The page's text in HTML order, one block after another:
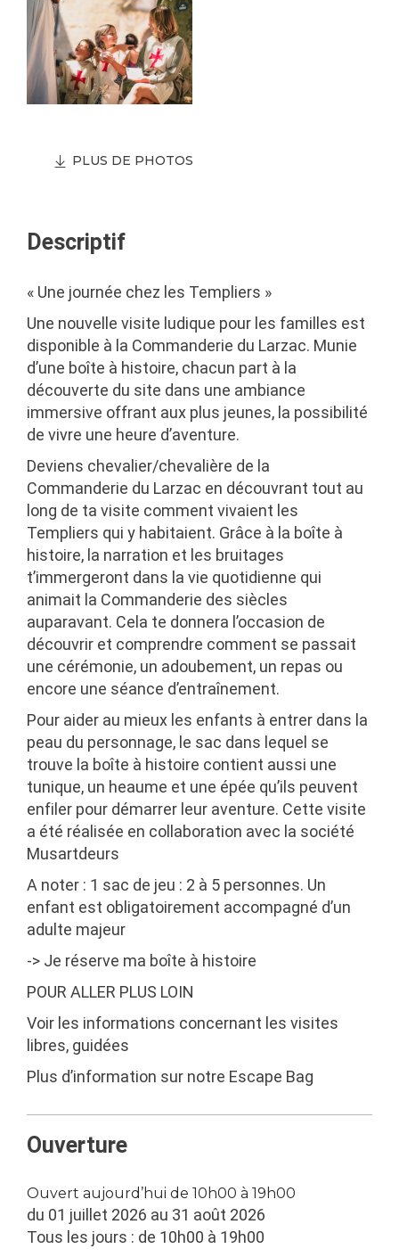
PLUS DE PHOTOS
Descriptif
« Une journée chez les Templiers »
Une nouvelle visite ludique pour les familles est
disponible à la Commanderie du Larzac. Munie
d’une boîte à histoire, chacun part à la
découverte du site dans une ambiance
immersive offrant aux plus jeunes, la possibilité
de vivre une heure d’aventure.
Deviens chevalier/chevalière de la
Commanderie du Larzac en découvrant tout au
long de ta visite comment vivaient les
Templiers qui y habitaient. Grâce à la boîte à
histoire, la narration et les bruitages
t’immergeront dans la vie quotidienne qui
animait la Commanderie des siècles
auparavant. Cela te donnera l’occasion de
découvrir et comprendre comment se passait
une cérémonie, un adoubement, un repas ou
encore une séance d’entraînement.
Pour aider au mieux les enfants à entrer dans la
peau du personnage, le sac dans lequel se
trouve la boîte à histoire contient aussi une
tunique, un heaume et une épée qu’ils peuvent
enfiler pour démarrer leur aventure. Cette visite
a été réalisée en collaboration avec la société
Musartdeurs
A noter : 1 sac de jeu : 2 à 5 personnes. Un
enfant est obligatoirement accompagné d’un
adulte majeur
-> Je réserve ma boîte à histoire
POUR ALLER PLUS LOIN
Voir les informations concernant les visites
libres, guidées
Plus d’information sur notre Escape Bag
Ouverture
Ouvert aujourd’hui de 10h00 à 19h00
du 01 juillet 2026 au 31 août 2026
Tous les jours : de 10h00 à 19h00